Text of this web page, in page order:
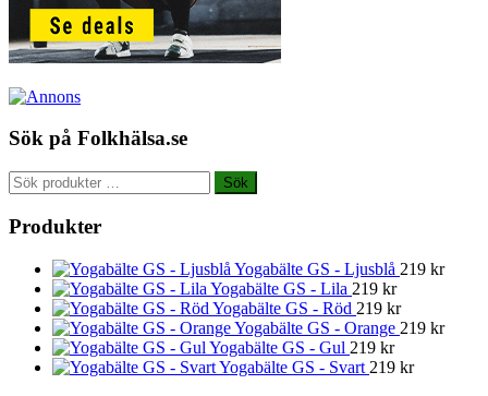
Sök på Folkhälsa.se
Sök
efter:
Sök
Produkter
Yogabälte GS - Ljusblå 219 kr
Yogabälte GS - Lila 219 kr
Yogabälte GS - Röd 219 kr
Yogabälte GS - Orange 219 kr
Yogabälte GS - Gul 219 kr
Yogabälte GS - Svart 219 kr